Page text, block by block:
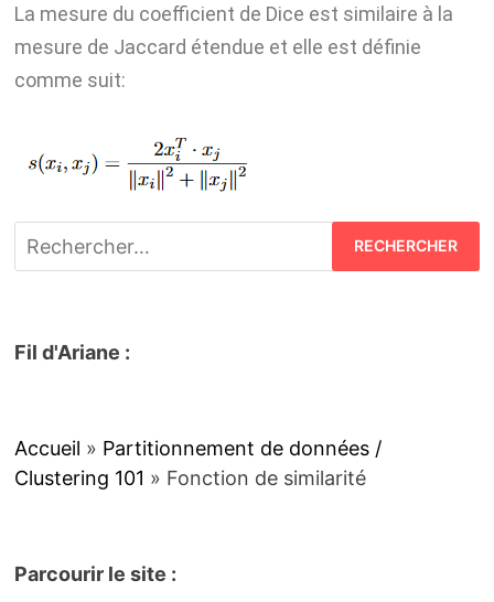
La mesure du coefficient de Dice est similaire à la
mesure de Jaccard étendue et elle est définie
comme suit:
Fil d'Ariane :
Accueil » Partitionnement de données /
Clustering 101 » Fonction de similarité
Parcourir le site :